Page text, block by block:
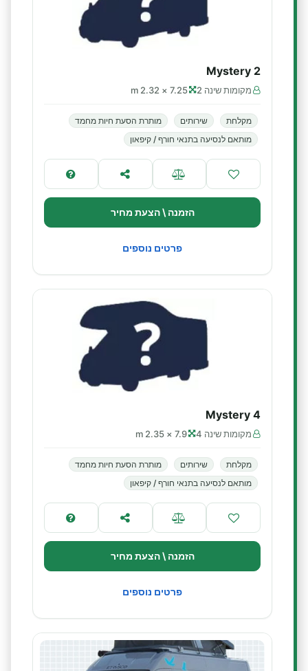
Mystery 2
מקומות שינה 2 7.25 × 2.32 m
מקלחת שירותים
מותרת הסעת חיות מחמד
מותאם לנסיעה בתנאי חורף / קיפאון
הזמנה \ הצעת מחיר
פרטים נוספים
Mystery 4
מקומות שינה 4 7.9 × 2.35 m
מקלחת שירותים
מותרת הסעת חיות מחמד
מותאם לנסיעה בתנאי חורף / קיפאון
הזמנה \ הצעת מחיר
פרטים נוספים